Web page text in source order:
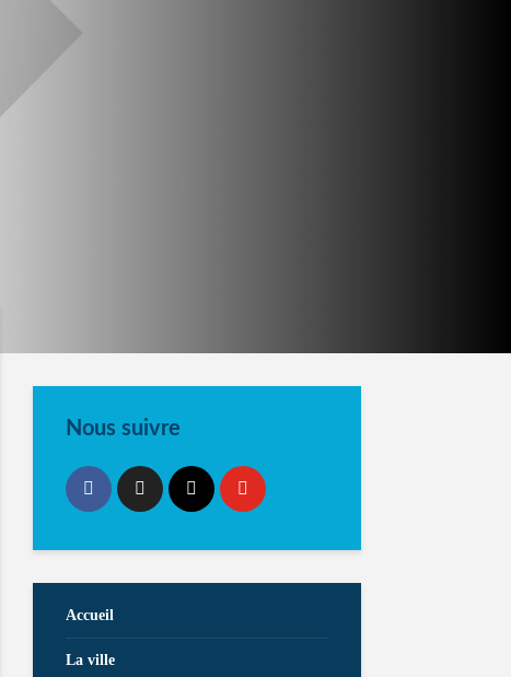
Nous suivre
Accueil
La ville